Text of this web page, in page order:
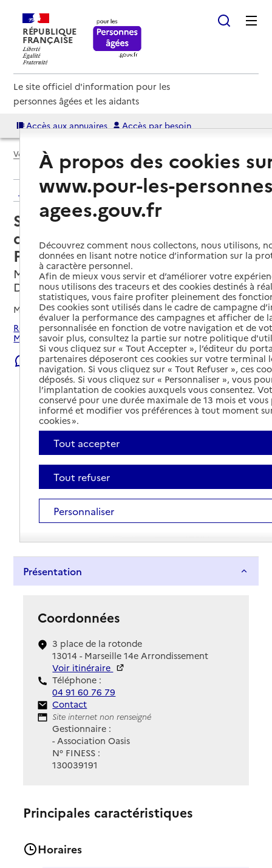
RÉPUBLIQUE
FRANÇAISE
Le site officiel d'information pour les
personnes âgées et les aidants
Accès aux annuaires Accès par besoin
Voir le fil d’Ariane
Retour aux résultats de l'annuaire
Service de soins infirmiers à
domicile – SSIAD La Pomme de
Pin
Marseille 14e Arrondissement, BOUCHES-
DU-RHONE
Mis à jour le23/07/2026
Rechercher les établissements et services autour de
Marseille 14e Arrondissement.
Signaler une erreur
Présentation
Coordonnées
3 place de la rotonde
13014 - Marseille 14e Arrondissement
Voir itinéraire
Téléphone :
04 91 60 76 79
Contact
Contact
Site Internet
Site internet non renseigné
Gestionnaire :
- Association Oasis
N° FINESS :
130039191
Principales caractéristiques
Horaires
À propos des cookies
www.pour-les-
agees.gouv.fr
Découvrez comment nous collectons, nous utilisons,
données en lisant notre notice d’information sur la
à caractère personnel.
Afin de mieux vous servir et d’améliorer votre
nous utilisons des traceurs et des cookies destinés à
statistiques, vous faire profiter pleinement des
Des cookies sont utilisés dans le cadre de campagne
évaluer la performance des campagnes et afficher de
personnalisée en fonction de votre navigation et de
savoir plus, consultez la partie sur notre politique
Si vous cliquez sur « Tout Accepter », l’éditeur du
partenaires déposeront ces cookies sur votre terminal
navigation. Si vous cliquez sur « Tout Refuser », ces
déposés. Si vous cliquez sur « Personnaliser », vous
l’implantation de cookies auxquels vous consentez.
conservé pour une durée maximale de 13 mois et
informé et modifier vos préférences à tout moment
cookies ».
Tout accepter
Tout refuser
Personnaliser